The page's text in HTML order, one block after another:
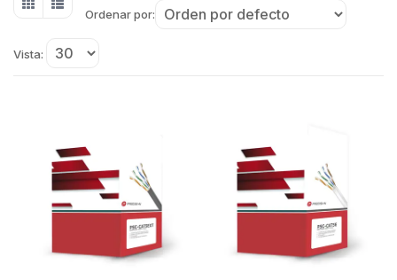
Ordenar por:
Vista: